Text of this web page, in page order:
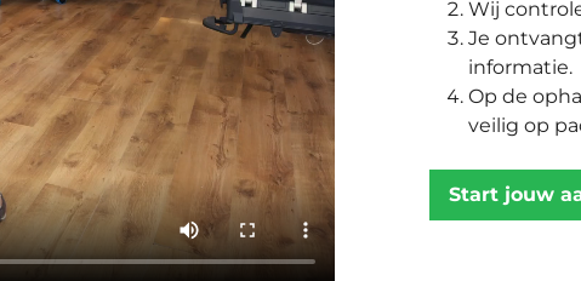
Wij
Je
informatie.
Op de
veilig op
Start jouw